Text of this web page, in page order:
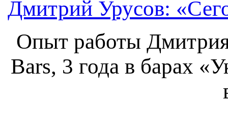
Дмитрий Урусов:
Опыт работы
Bars, 3 года в барах